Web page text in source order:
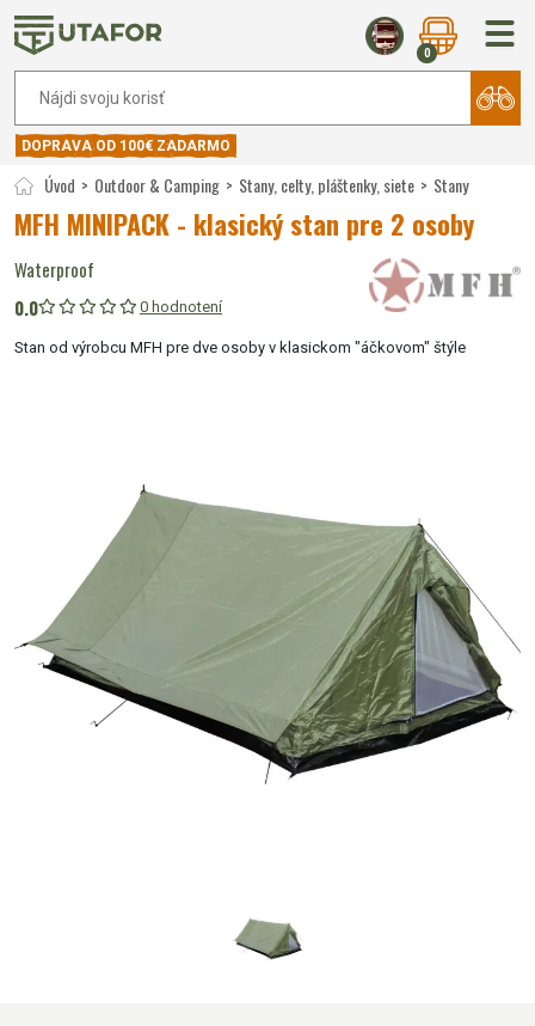
0
DOPRAVA OD 100€ ZADARMO
Úvod Outdoor & Camping Stany, celty, pláštenky, siete Stany
MFH MINIPACK - klasický stan pre 2 osoby
Waterproof
0.0
0 hodnotení
Stan od výrobcu MFH pre dve osoby v klasickom "áčkovom" štýle